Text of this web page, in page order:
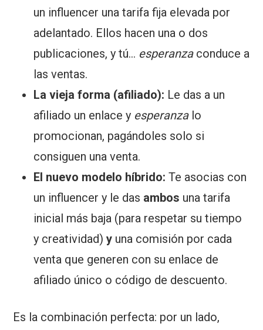
un influencer una tarifa fija elevada por
adelantado. Ellos hacen una o dos
publicaciones, y tú... esperanzaconduce a
las ventas.
La vieja forma (afiliado): Le das a un
afiliado un enlace y esperanzalo
promocionan, pagándoles solo si
consiguen una venta.
El nuevo modelo híbrido: Te asocias con
un influencer y le das ambos una tarifa
inicial más baja (para respetar su tiempo
y creatividad)y una comisión por cada
venta que generen con su enlace de
afiliado único o código de descuento.
Es la combinación perfecta: por un lado,